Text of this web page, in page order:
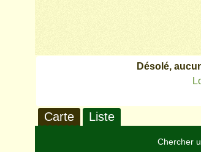
Désolé,
Carte Liste
Chercher